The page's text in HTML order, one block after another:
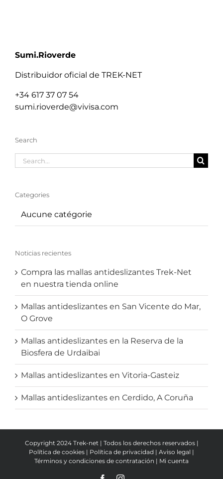
Sumi.Rioverde
Distribuidor oficial de TREK-NET
+34 617 37 07 54
sumi.rioverde@vivisa.com
Search
Search
for:
Categories
Aucune catégorie
Noticias recientes
Compra las mallas antideslizantes Trek-Net
en nuestra tienda online
Mallas antideslizantes en San Vicente do Mar,
O Grove
Mallas antideslizantes en la Reserva de la
Biosfera de Urdaibai
Mallas antideslizantes en Vitoria-Gasteiz
Mallas antideslizantes en Cerdido, A Coruña
Copyright 2024 Trek-net | Todos los derechos reservados |
Política de cookies | Política de privacidad | Aviso legal |
Términos y condiciones de contratación | Mi cuenta